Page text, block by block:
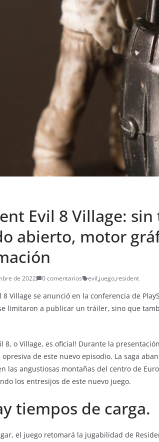
Evil 8 Village:
abierto, motor
de 2022 0 comentarios evil,juego,resident
8 Village se anunció en la conferencia de
limitaron a publicar un tráiler, sino que
8, o Village, es oficial! Durante la
de este nuevo episodio. La saga
las angustiosas montañas del centro de
los entresijos de este nuevo juego.
tiempos de carga.
el juego retomará la jugabilidad de